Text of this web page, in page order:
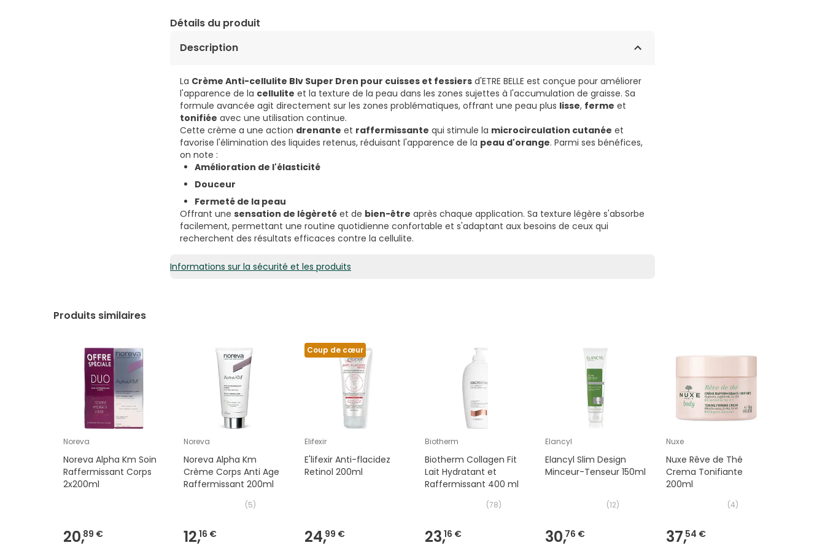
Détails du produit
Description
La Crème Anti-cellulite Blv Super Dren pour cuisses et fessiers d'ETRE BELLE est conçue pour améliorer
l'apparence de la cellulite et la texture de la peau dans les zones sujettes à l'accumulation de graisse. Sa
formule avancée agit directement sur les zones problématiques, offrant une peau plus lisse, ferme et
tonifiée avec une utilisation continue.
Cette crème a une action drenante et raffermissante qui stimule la microcirculation cutanée et
favorise l'élimination des liquides retenus, réduisant l'apparence de la peau d'orange. Parmi ses bénéfices,
on note :
Amélioration de l'élasticité
Douceur
Fermeté de la peau
Offrant une sensation de légèreté et de bien-être après chaque application. Sa texture légère s'absorbe
facilement, permettant une routine quotidienne confortable et s'adaptant aux besoins de ceux qui
recherchent des résultats efficaces contre la cellulite.
Informations sur la sécurité et les produits
Produits similaires
Noreva
Noreva Alpha Km Soin
Raffermissant Corps
2x200ml
20,89 €
Noreva
Noreva Alpha Km
Crème Corps Anti Age
Raffermissant 200ml
(5)
12,16 €
Coup de cœur
Elifexir
E'lifexir Anti-flacidez
Retinol 200ml
24,99 €
Biotherm
Biotherm Collagen Fit
Lait Hydratant et
Raffermissant 400 ml
(78)
23,16 €
Elancyl
Elancyl Slim Design
Minceur-Tenseur 150ml
(12)
30,76 €
Nuxe
Nuxe Rêve de Thé
Crema Tonifiante
200ml
(4)
37,54 €